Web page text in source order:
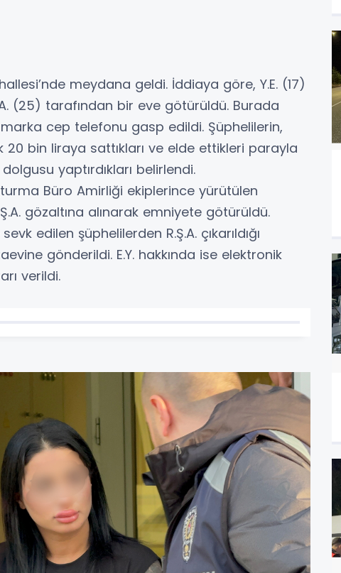
meydana geldi. İddiaya göre, Y.E. (17)
(25) tarafından bir eve götürüldü. Burada
cep telefonu gasp edildi. Şüphelilerin,
bin liraya sattıkları ve elde ettikleri parayla
yaptırdıkları belirlendi.
Büro Amirliği ekiplerince yürütülen
gözaltına alınarak emniyete götürüldü.
edilen şüphelilerden R.Ş.A. çıkarıldığı
gönderildi. E.Y. hakkında ise elektronik
verildi.